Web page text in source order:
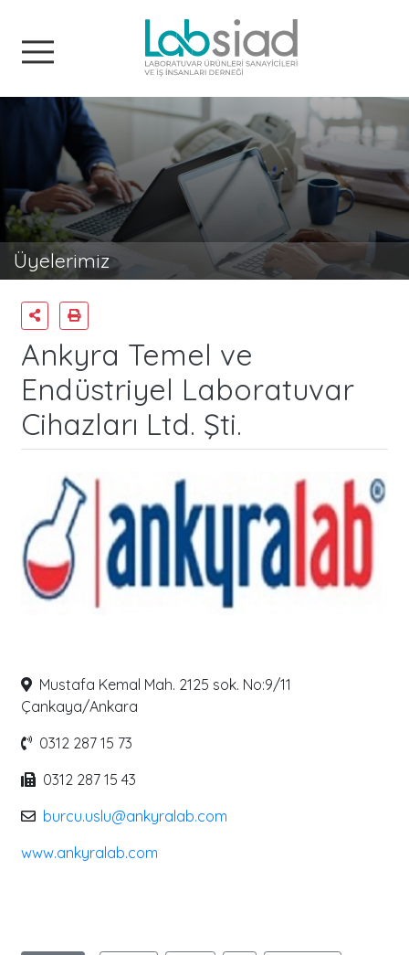
Üyelerimiz
Ankyra Temel ve
Endüstriyel Laboratuvar
Cihazları Ltd. Şti.
Mustafa Kemal Mah. 2125 sok. No:9/11
Çankaya/Ankara
0312 287 15 73
0312 287 15 43
burcu.uslu@ankyralab.com
www.ankyralab.com